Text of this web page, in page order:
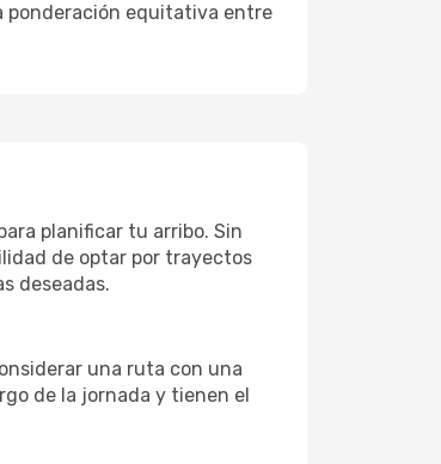
ponderación equitativa entre
planificar tu arribo. Sin
de optar por trayectos
deseadas.
una ruta con una
de la jornada y tienen el